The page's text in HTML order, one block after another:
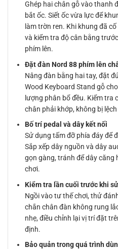
Ghép hai chân gỗ vào thanh
bắt ốc. Siết ốc vừa lực để
làm trờn ren. Khi khung đã
và kiểm tra độ cân bằng
phím lên.
Đặt đàn Nord 88 phím lên
Nâng đàn bằng hai tay, đặt
Wood Keyboard Stand gỗ
lượng phân bổ đều. Kiểm tra
chân phải khớp, không bị
Bố trí pedal và dây kết nối
Sử dụng tấm đỡ phía đáy để
Sắp xếp dây nguồn và dây
gọn gàng, tránh để dây căng
chơi.
Kiểm tra lần cuối trước khi
Ngồi vào tư thế chơi, thử
chắn chân đàn không rung
nhẹ, điều chỉnh lại vị trí đặt
định.
Bảo quản trong quá trình